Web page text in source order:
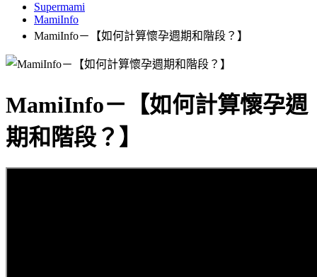
Supermami
MamiInfo
MamiInfo－【如何計算懷孕週期和階段？】
MamiInfo－【如何計算懷孕週
期和階段？】